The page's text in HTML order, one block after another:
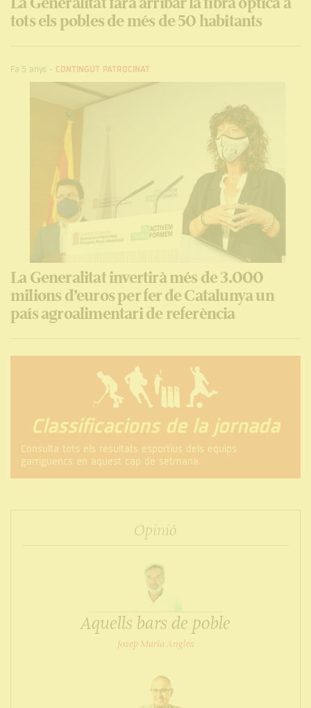
tots els pobles de més de 50 habitants
Fa 5 anys - CONTINGUT PATROCINAT
La Generalitat invertirà més de 3.000
milions d’euros per fer de Catalunya un
país agroalimentari de referència
Classificacions de la jornada
Consulta tots els resultats esportius dels equips
garriguencs en aquest cap de setmana.
Opinió
Aquells bars de poble
Josep Maria Anglès